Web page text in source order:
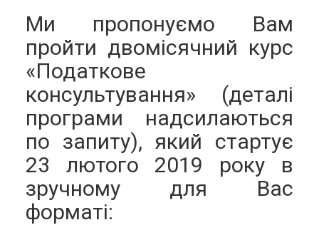
Ми пропонуємо Вам
пройти двомісячний курс
«Податкове
консультування» (деталі
програми надсилаються
по запиту), який стартує
23 лютого 2019 року в
зручному для Вас
форматі: